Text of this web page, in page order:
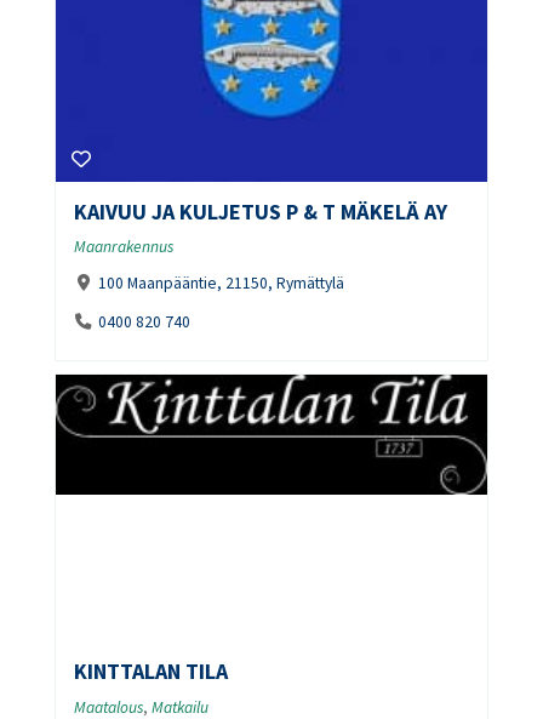
KAIVUU JA KULJETUS P & T MÄKELÄ AY
Maanrakennus
100 Maanpääntie, 21150, Rymättylä
0400 820 740
KINTTALAN TILA
Maatalous, Matkailu